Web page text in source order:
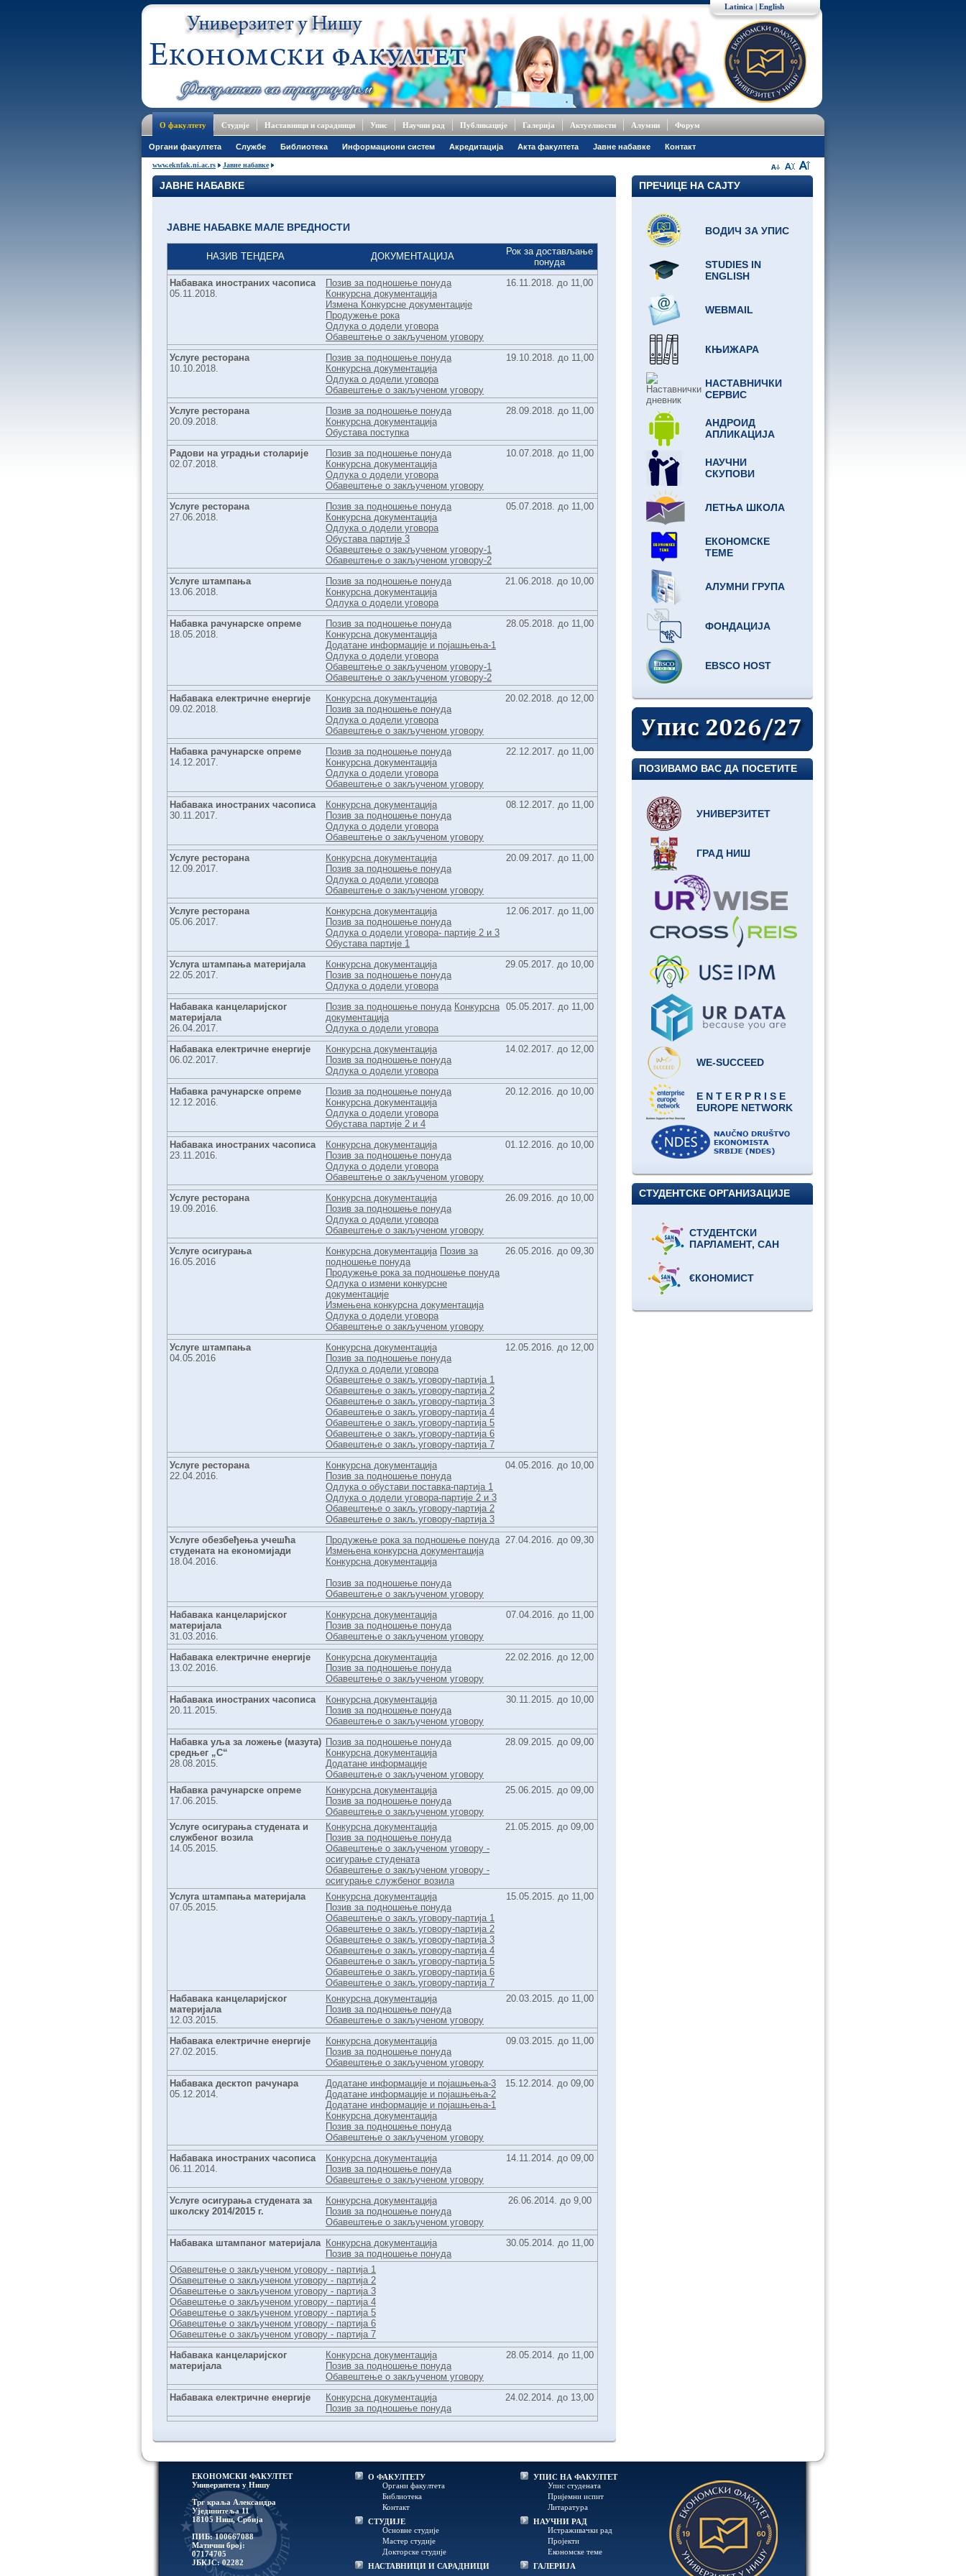
Latinica | English
О факултету Студије Наставници и сарадници Упис Научни рад Публикације Галерија Актуелности Алумни Форум
Oргани факултета Службе Библиотека Информациони систем Акредитација Акта факултета Јавне набавке Контакт
www.eknfak.ni.ac.rs Јавне набавке
ЈАВНЕ НАБАВКЕ
ЈАВНЕ НАБАВКЕ МАЛЕ ВРЕДНОСТИ
НАЗИВ ТЕНДЕРА ДОКУМЕНТАЦИЈА
Рок за достављање
понуда
Набавака иностраних часописа
05.11.2018.
Позив за подношење понуда
Конкурсна документација
Измена Конкурсне документације
Продужење рока
Одлука о додели уговора
Обавештење о закљученом уговору
16.11.2018. до 11,00
Услуге ресторана
10.10.2018.
Позив за подношење понуда
Конкурсна документација
Одлука о додели уговора
Обавештење о закљученом уговору
19.10.2018. до 11,00
Услуге ресторана
20.09.2018.
Позив за подношење понуда
Конкурсна документација
Обустава поступка
28.09.2018. до 11,00
Радови на уградњи столарије
02.07.2018.
Позив за подношење понуда
Конкурсна документација
Одлука о додели уговора
Обавештење о закљученом уговору
10.07.2018. до 11,00
Услуге ресторана
27.06.2018.
Позив за подношење понуда
Конкурсна документација
Одлука о додели уговора
Обустава партије 3
Обавештење о закљученом уговору-1
Обавештење о закљученом уговору-2
05.07.2018. до 11,00
Услуге штампања
13.06.2018.
Позив за подношење понуда
Конкурсна документација
Одлука о додели уговора
21.06.2018. до 10,00
Набавка рачунарске опреме
18.05.2018.
Позив за подношење понуда
Конкурсна документација
Додатане информације и појашњења-1
Одлука о додели уговора
Обавештење о закљученом уговору-1
Обавештење о закљученом уговору-2
28.05.2018. до 11,00
Набавака електричне енергије
09.02.2018.
Конкурсна документација
Позив за подношење понуда
Одлука о додели уговора
Обавештење о закљученом уговору
20.02.2018. до 12,00
Набавка рачунарске опреме
14.12.2017.
Позив за подношење понуда
Конкурсна документација
Одлука о додели уговора
Обавештење о закљученом уговору
22.12.2017. до 11,00
Набавака иностраних часописа
30.11.2017.
Конкурсна документација
Позив за подношење понуда
Одлука о додели уговора
Обавештење о закљученом уговору
08.12.2017. до 11,00
Услуге ресторана
12.09.2017.
Конкурсна документација
Позив за подношење понуда
Одлука о додели уговора
Обавештење о закљученом уговору
20.09.2017. до 11,00
Услуге ресторана
05.06.2017.
Конкурсна документација
Позив за подношење понуда
Одлука о додели уговора- партије 2 и 3
Обустава партије 1
12.06.2017. до 11,00
Услуга штампања материјала
22.05.2017.
Конкурсна документација
Позив за подношење понуда
Одлука о додели уговора
29.05.2017. до 10,00
Набавака канцеларијског
материјала
26.04.2017.
Позив за подношење понуда Конкурсна
документација
Одлука о додели уговора
05.05.2017. до 11,00
Набавака електричне енергије
06.02.2017.
Конкурсна документација
Позив за подношење понуда
Одлука о додели уговора
14.02.2017. до 12,00
Набавка рачунарске опреме
12.12.2016.
Позив за подношење понуда
Конкурсна документација
Одлука о додели уговора
Обустава партије 2 и 4
20.12.2016. до 10,00
Набавака иностраних часописа
23.11.2016.
Конкурсна документација
Позив за подношење понуда
Одлука о додели уговора
Обавештење о закљученом уговору
01.12.2016. до 10,00
Услуге ресторана
19.09.2016.
Конкурсна документација
Позив за подношење понуда
Одлука о додели уговора
Обавештење о закљученом уговору
26.09.2016. до 10,00
Услуге осигурања
16.05.2016
Конкурсна документација Позив за
подношење понуда
Продужење рока за подношење понуда
Одлука о измени конкурсне
документације
Измењена конкурсна документација
Одлука о додели уговора
Обавештење о закљученом уговору
26.05.2016. до 09,30
Услуге штампања
04.05.2016
Конкурсна документација
Позив за подношење понуда
Одлука о додели уговора
Обавештење о закљ.уговору-партија 1
Обавештење о закљ.уговору-партија 2
Обавештење о закљ.уговору-партија 3
Обавештење о закљ.уговору-партија 4
Обавештење о закљ.уговору-партија 5
Обавештење о закљ.уговору-партија 6
Обавештење о закљ.уговору-партија 7
12.05.2016. до 12,00
Услуге ресторана
22.04.2016.
Конкурсна документација
Позив за подношење понуда
Одлука о обустави поставка-партија 1
Одлука о додели уговора-партије 2 и 3
Обавештење о закљ.уговору-партија 2
Обавештење о закљ.уговору-партија 3
04.05.2016. до 10,00
Услуге обезбеђења учешћа
студената на економијади
18.04.2016.
Продужење рока за подношење понуда
Измењена конкурсна документација
Конкурсна документација
Позив за подношење понуда
Обавештење о закљученом уговору
27.04.2016. до 09,30
Набавака канцеларијског
материјала
31.03.2016.
Конкурсна документација
Позив за подношење понуда
Обавештење о закљученом уговору
07.04.2016. до 11,00
Набавака електричне енергије
13.02.2016.
Конкурсна документација
Позив за подношење понуда
Обавештење о закљученом уговору
22.02.2016. до 12,00
Набавака иностраних часописа
20.11.2015.
Конкурсна документација
Позив за подношење понуда
Обавештење о закљученом уговору
30.11.2015. до 10,00
Набавка уља за ложење (мазута)
средњег „С“
28.08.2015.
Позив за подношење понуда
Конкурсна документација
Додатане информације
Обавештење о закљученом уговору
28.09.2015. до 09,00
Набавка рачунарске опреме
17.06.2015.
Конкурсна документација
Позив за подношење понуда
Обавештење о закљученом уговору
25.06.2015. до 09,00
Услуге осигурања студенaта и
службеног возила
14.05.2015.
Конкурсна документација
Позив за подношење понуда
Обавештење о закљученом уговору -
осигурањe студенaта
Обавештење о закљученом уговору -
осигурањe службеног возила
21.05.2015. до 09,00
Услуга штампања материјала
07.05.2015.
Конкурсна документација
Позив за подношење понуда
Обавештење о закљ.уговору-партија 1
Обавештење о закљ.уговору-партија 2
Обавештење о закљ.уговору-партија 3
Обавештење о закљ.уговору-партија 4
Обавештење о закљ.уговору-партија 5
Обавештење о закљ.уговору-партија 6
Обавештење о закљ.уговору-партија 7
15.05.2015. до 11,00
Набавака канцеларијског
материјала
12.03.2015.
Конкурсна документација
Позив за подношење понуда
Обавештење о закљученом уговору
20.03.2015. до 11,00
Набавака електричне енергије
27.02.2015.
Конкурсна документација
Позив за подношење понуда
Обавештење о закљученом уговору
09.03.2015. до 11,00
Набавака десктоп рачунара
05.12.2014.
Додатане информације и појашњења-3
Додатане информације и појашњења-2
Додатане информације и појашњења-1
Конкурсна документација
Позив за подношење понуда
Обавештење о закљученом уговору
15.12.2014. до 09,00
Набавака иностраних часописа
06.11.2014.
Конкурсна документација
Позив за подношење понуда
Обавештење о закљученом уговору
14.11.2014. до 09,00
Услуге осигурања студената за
школску 2014/2015 г.
Конкурсна документација
Позив за подношење понуда
Обавештење о закљученом уговору
26.06.2014. до 9,00
Набавака штампаног материјала Конкурсна документација
Позив за подношење понуда
30.05.2014. до 11,00
Обавештење о закљученом уговору - партија 1
Обавештење о закљученом уговору - партија 2
Обавештење о закљученом уговору - партија 3
Обавештење о закљученом уговору - партија 4
Обавештење о закљученом уговору - партија 5
Обавештење о закљученом уговору - партија 6
Обавештење о закљученом уговору - партија 7
Набавака канцеларијског
материјала
Конкурсна документација
Позив за подношење понуда
Обавештење о закљученом уговору
28.05.2014. до 11,00
Набавака електричне енергије
Конкурсна документација
Позив за подношење понуда
24.02.2014. до 13,00
ПРЕЧИЦЕ НА САЈТУ
ВОДИЧ ЗА УПИС
STUDIES IN
ENGLISH
WEBMAIL
КЊИЖАРА
НАСТАВНИЧКИ
СЕРВИС
АНДРОИД
АПЛИКАЦИЈА
НАУЧНИ
СКУПОВИ
ЛЕТЊА ШКОЛА
ЕКОНОМСКЕ
ТЕМЕ
АЛУМНИ ГРУПА
ФОНДАЦИЈА
EBSCO HOST
ПОЗИВАМО ВАС ДА ПОСЕТИТЕ
УНИВЕРЗИТЕТ
ГРАД НИШ
WE-SUCCEED
E N T E R P R I S E
EUROPE NETWORK
СТУДЕНТСКЕ ОРГАНИЗАЦИЈЕ
СТУДЕНТСКИ
ПАРЛАМЕНТ, САН
€КОНОМИСТ
ЕКОНОМСКИ ФАКУЛТЕТ
Универзитетa у Нишу
Трг краља Александра
Ујединитеља 11
18105 Ниш, Србија
ПИБ: 100667088
Матични број:
07174705
ЈБКЈС: 02282
О ФАКУЛТЕТУ
Органи факултета
Библиотека
Контакт
СТУДИЈЕ
Основне студије
Мастер студије
Докторске студије
НАСТАВНИЦИ И САРАДНИЦИ
УПИС НА ФАКУЛТЕТ
Упис студената
Пријемни испит
Литаратура
НАУЧНИ РАД
Истраживачки рад
Пројекти
Економске теме
ГАЛЕРИЈА